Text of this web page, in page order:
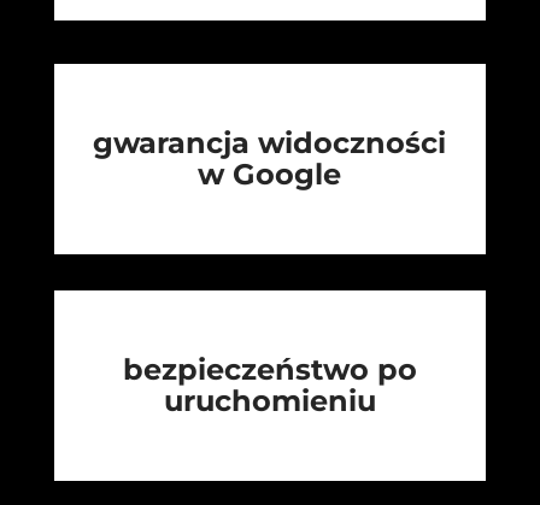
gwarancja widoczności
w Google
bezpieczeństwo po
uruchomieniu